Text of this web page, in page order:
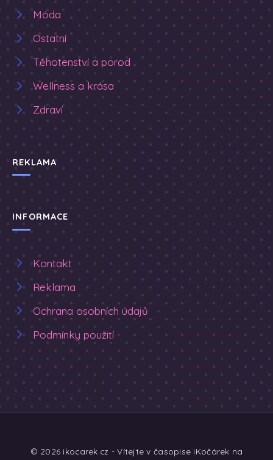
Móda
Ostatní
Těhotenství a porod
Wellness a krása
Zdraví
REKLAMA
INFORMACE
Kontakt
Reklama
Ochrana osobních údajů
Podmínky použití
© 2026 ikocarek.cz - Vítejte v časopise iKočárek na